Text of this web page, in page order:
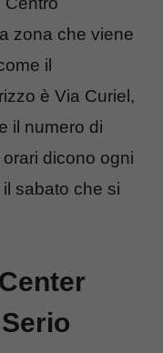
zona che viene
il
è Via Curiel,
il numero di
dicono ogni
sabato che si